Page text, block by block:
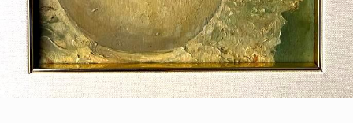
Terms